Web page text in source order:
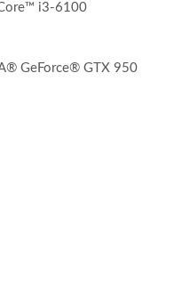
i3-6100
GeForce® GTX 950